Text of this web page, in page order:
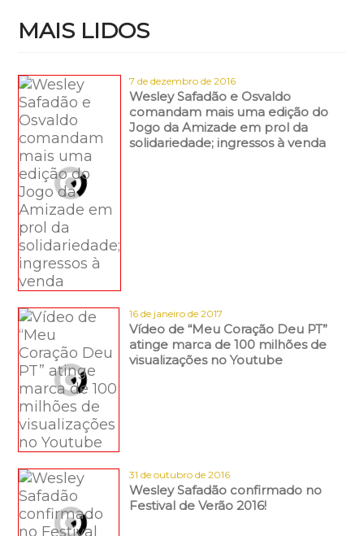
MAIS LIDOS
7 de dezembro de 2016
Wesley Safadão e Osvaldo
comandam mais uma edição do
Jogo da Amizade em prol da
solidariedade; ingressos à venda
16 de janeiro de 2017
Vídeo de “Meu Coração Deu PT”
atinge marca de 100 milhões de
visualizações no Youtube
31 de outubro de 2016
Wesley Safadão confirmado no
Festival de Verão 2016!